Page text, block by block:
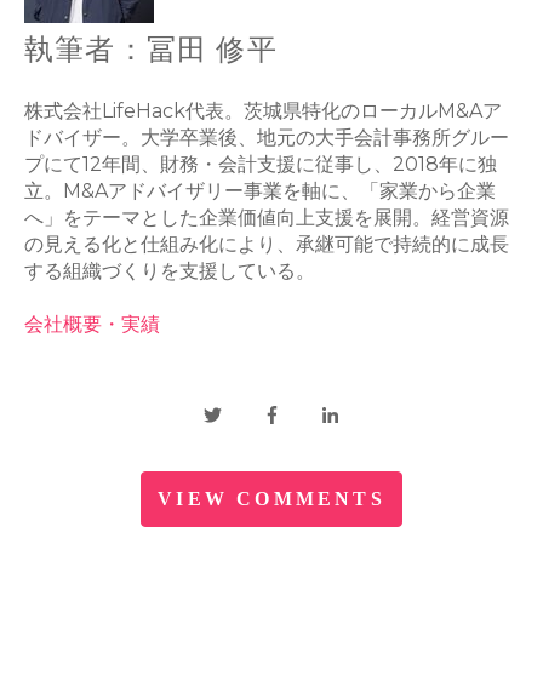
執筆者：冨田 修平
株式会社LifeHack代表。茨城県特化のローカルM&Aア
ドバイザー。大学卒業後、地元の大手会計事務所グルー
プにて12年間、財務・会計支援に従事し、2018年に独
立。M&Aアドバイザリー事業を軸に、「家業から企業
へ」をテーマとした企業価値向上支援を展開。経営資源
の見える化と仕組み化により、承継可能で持続的に成長
する組織づくりを支援している。
会社概要・実績
VIEW COMMENTS